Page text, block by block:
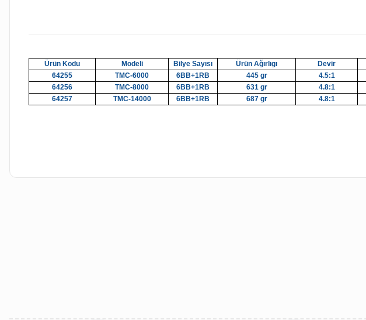
Ürün Kodu Modeli Bilye Sayısı Ürün Ağırlıgı Devir
64255
TMC-6000 6BB+1RB 445 gr 4.5:1
64256
TMC-8000 6BB+1RB 631 gr 4.8:1
64257
TMC-14000 6BB+1RB 687 gr 4.8:1